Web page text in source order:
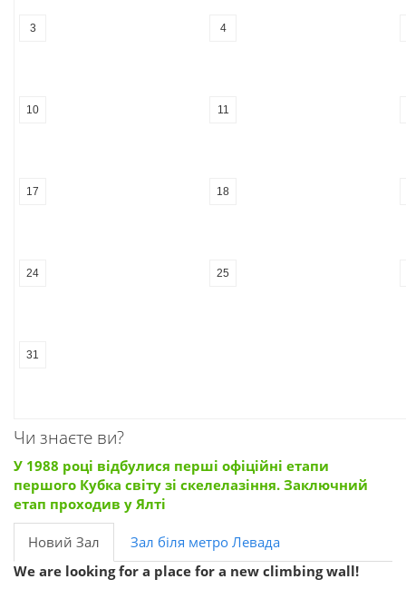
3 4
10 11
17 18
24 25
31
Чи знаєте ви?
У 1988 році відбулися перші офіційні етапи
першого Кубка світу зі скелелазіння. Заключний
етап проходив у Ялті
Новий Зал
Зал біля метро Левада
We are looking for a place for a new climbing wall!